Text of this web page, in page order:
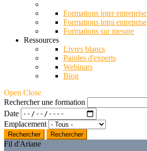
Formations inter entreprise
Formations intra entreprise
Formations sur mesure
Ressources
Livres blancs
Paroles d'experts
Webinars
Blog
Open Close
Rechercher une formation
Date
Emplacement
Rechercher
Fil d'Ariane